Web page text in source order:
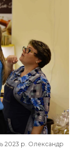
2023 р. Олександр